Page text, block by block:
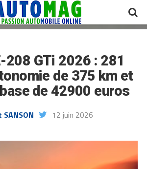
208 GTi 2026 : 281
de 375 km et
de 42900 euros
12 juin 2026